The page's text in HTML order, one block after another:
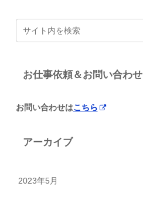
お仕事依頼＆お問い合わせ
お問い合わせはこちら
アーカイブ
2023年5月